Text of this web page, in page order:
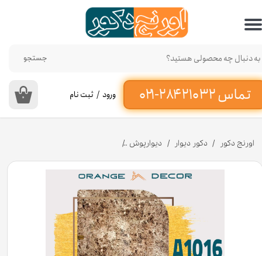
تماس ۳۲ ۲۱۰ ۲۸۴-۰۲۱‌
جستجو
۰ ورود / ثبت نام
حساب کاربری من
تغییر گذر واژه
سفارشات
خروج از حساب کاربری
اورنج دکور دکور دیوار دیوارپوش